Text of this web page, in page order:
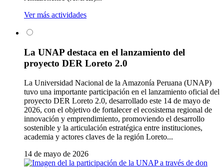
Ver más actividades
La UNAP destaca en el lanzamiento del
proyecto DER Loreto 2.0
La Universidad Nacional de la Amazonía Peruana (UNAP)
tuvo una importante participación en el lanzamiento oficial del
proyecto DER Loreto 2.0, desarrollado este 14 de mayo de
2026, con el objetivo de fortalecer el ecosistema regional de
innovación y emprendimiento, promoviendo el desarrollo
sostenible y la articulación estratégica entre instituciones,
academia y actores claves de la región Loreto...
14 de mayo de 2026